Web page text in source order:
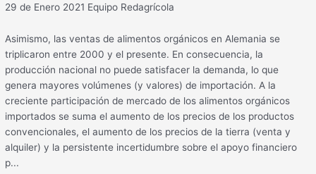
29 de Enero 2021 Equipo Redagrícola
Asimismo, las ventas de alimentos orgánicos en Alemania se
triplicaron entre 2000 y el presente. En consecuencia, la
producción nacional no puede satisfacer la demanda, lo que
genera mayores volúmenes (y valores) de importación. A la
creciente participación de mercado de los alimentos orgánicos
importados se suma el aumento de los precios de los productos
convencionales, el aumento de los precios de la tierra (venta y
alquiler) y la persistente incertidumbre sobre el apoyo financiero
p...